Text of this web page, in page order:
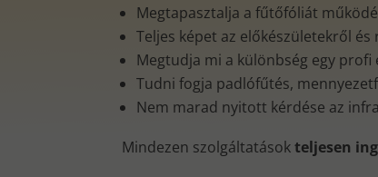
Megtapasztalja a fűtőfóliát
Teljes képet az előkészületekről
Megtudja mi a különbség egy
Tudni fogja padlófűtés,
Nem marad nyitott kérdése az
Mindezen szolgáltatásokteljesen